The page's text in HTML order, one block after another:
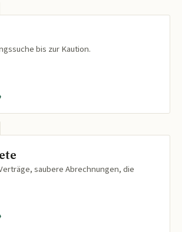
bis zur Kaution.
saubere Abrechnungen, die